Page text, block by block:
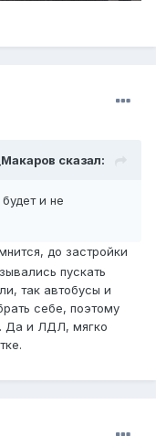
сказал:
и не
до застройки
пускать
так автобусы и
себе, поэтому
Да и ЛДЛ, мягко